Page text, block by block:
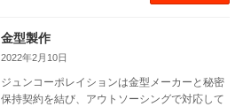
金型製作
2022年2月10日
ジュンコーポレイションは金型メーカーと秘密
保持契約を結び、アウトソーシングで対応して